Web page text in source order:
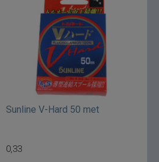
Sunline V-Hard 50 met
0,33